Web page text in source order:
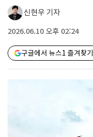
신현우 기자
2026.06.10 오후 02:24
구글에서 뉴스1 즐겨찾기